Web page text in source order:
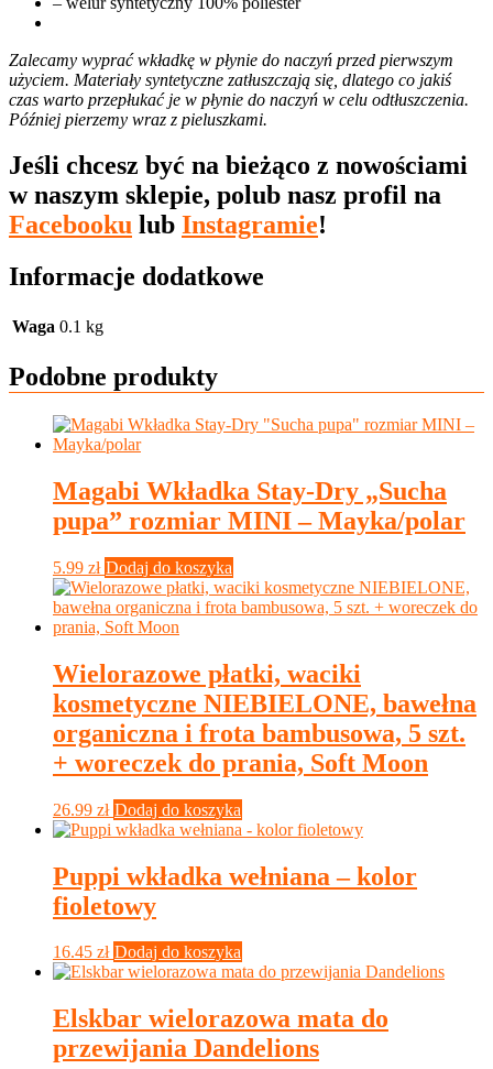
Zalecamy wyprać wkładkę w płynie do naczyń przed pierwszym
użyciem. Materiały syntetyczne zatłuszczają się, dlatego co jakiś
czas warto przepłukać je w płynie do naczyń w celu odtłuszczenia.
Później pierzemy wraz z pieluszkami.
Jeśli chcesz być na bieżąco z nowościami
w naszym sklepie, polub nasz profil na
Facebooku lub Instagramie!
Informacje dodatkowe
Waga 0.1 kg
Podobne produkty
Magabi Wkładka Stay-Dry „Sucha
pupa” rozmiar MINI – Mayka/polar
5.99 zł Dodaj do koszyka
Wielorazowe płatki, waciki
kosmetyczne NIEBIELONE, bawełna
organiczna i frota bambusowa, 5 szt.
+ woreczek do prania, Soft Moon
26.99 zł Dodaj do koszyka
Puppi wkładka wełniana – kolor
fioletowy
16.45 zł Dodaj do koszyka
Elskbar wielorazowa mata do
przewijania Dandelions